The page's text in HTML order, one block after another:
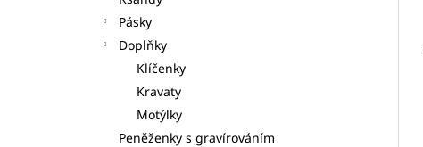
Pásky
Doplňky
Klíčenky
Kravaty
Motýlky
Peněženky s gravírováním